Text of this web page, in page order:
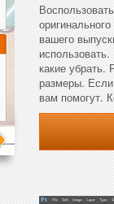
вашего
какие убрать.
размеры. Если
вам помогут.